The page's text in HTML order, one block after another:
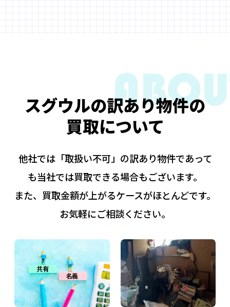
スグウルの訳あり物件の
買取について
他社では「取扱い不可」の訳あり物件であって
も当社では買取できる場合もございます。
また、買取金額が上がるケースがほとんどです。
お気軽にご相談ください。